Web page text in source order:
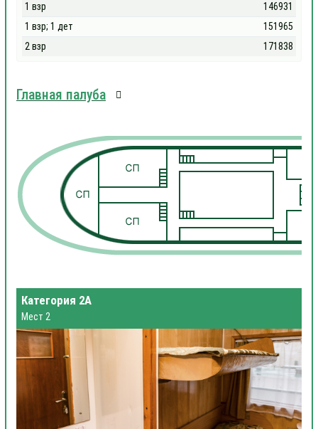
1 взр
146931
1 взр; 1 дет
151965
2 взр
171838
Главная палуба
Категория 2А
Мест 2